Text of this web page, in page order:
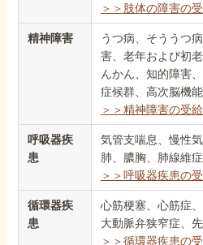
＞＞肢体の障害の
精神障害
うつ病、そううつ
害、老年および初
んかん、知的障害
症候群、高次脳機
＞＞精神障害の受
呼吸器疾
患
気管支喘息、慢性
肺、膿胸、肺線維
＞＞呼吸器疾患の
循環器疾
患
心筋梗塞、心筋症
大動脈弁狭窄症、
＞＞循環器疾患の